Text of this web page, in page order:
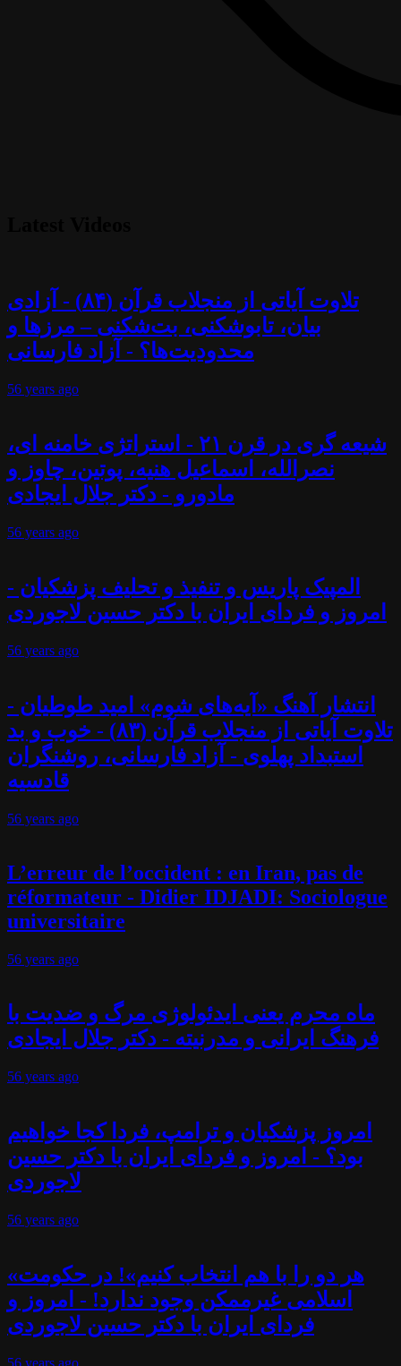
تلاوت آیاتی از منجلاب قرآن (۸۴) - آزادی
بیان، تابوشکنی، بت‌شکنی – مرزها و
محدودیت‌ها؟ - آزاد فارسانی
56 years ago
شیعه گری در قرن ۲۱ - استراتژی خامنه ای،
نصرالله، اسماعیل هنیه، پوتین، چاوز و
مادورو - دکتر جلال ایجادی
56 years ago
المپیک پاریس و تنفیذ و تحلیف پزشکیان -
امروز و فردای ایران با دکتر حسین لاجوردی
56 years ago
انتشار آهنگ «آیه‌های شوم» امید طوطیان -
تلاوت آیاتی از منجلاب قرآن (۸۳) - خوب و بد
استبداد پهلوی - آزاد فارسانی، روشنگران
قادسیه
56 years ago
L’erreur de l’occident : en Iran, pas de
réformateur - Didier IDJADI: Sociologue
universitaire
56 years ago
ماه محرم یعنی ایدئولوژی مرگ و ضدیت با
فرهنگ ایرانی و مدرنیته - دکتر جلال ایجادی
56 years ago
امروز پزشکیان و ترامپ، فردا کجا خواهیم
بود؟ - امروز و فردای ایران با دکتر حسین
لاجوردی
56 years ago
«هر دو را با هم انتخاب کنیم»! در حکومت
اسلامی غیرممکن وجود ندارد! - امروز و
فردای ایران با دکتر حسین لاجوردی
56 years ago